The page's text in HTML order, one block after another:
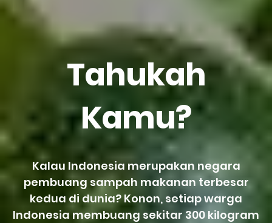
Tahukah
Kamu?
Kalau Indonesia merupakan negara
pembuang sampah makanan terbesar
kedua di dunia? Konon, setiap warga
Indonesia membuang sekitar 300 kilogram